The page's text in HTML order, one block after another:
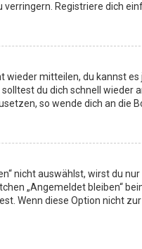
Registriere dich
mitteilen, du kannst
du dich schnell wieder
so wende dich an die
nicht auswählst, wirst du
„Angemeldet bleiben“
Wenn diese Option nicht